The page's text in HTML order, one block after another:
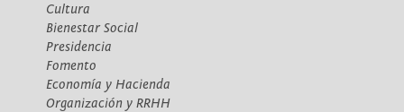
Cultura
Bienestar Social
Presidencia
Fomento
Economía y Hacienda
Organización y RRHH